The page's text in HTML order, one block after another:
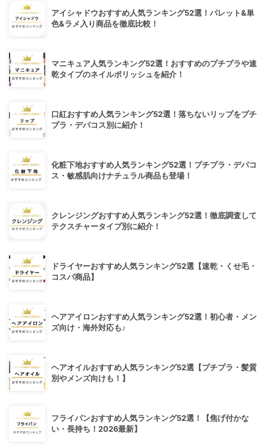
アイシャドウおすすめ人気ランキング52選！パレット&単
色&ラメ入り商品を徹底比較！
マニキュア人気ランキング52選！おすすめのプチプラや速
乾タイプのネイルポリッシュを紹介！
口紅おすすめ人気ランキング52選！落ちないリップをプチ
プラ・デパコス別に紹介！
化粧下地おすすめ人気ランキング52選！プチプラ・デパコ
ス・敏感肌向けナチュラル商品も登場！
クレンジングおすすめ人気ランキング52選！徹底調査して
テクスチャータイプ別に紹介！
ドライヤーおすすめ人気ランキング52選【速乾・くせ毛・
コスパ商品】
ヘアアイロンおすすめ人気ランキング52選！初心者・メン
ズ向け・海外対応も♪
ヘアオイルおすすめ人気ランキング52選【プチプラ・髪質
別やメンズ向けも！】
フライパンおすすめ人気ランキング52選！【焦げ付かな
い・長持ち！2026最新】